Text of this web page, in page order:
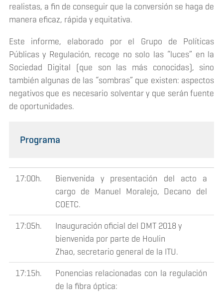
realistas, a fin de conseguir que la conversión se haga de
manera eficaz, rápida y equitativa.
Este informe, elaborado por el Grupo de Políticas
Públicas y Regulación, recoge no solo las “luces” en la
Sociedad Digital (que son las más conocidas), sino
también algunas de las “sombras” que existen: aspectos
negativos que es necesario solventar y que serán fuente
de oportunidades.
Programa
17:00h.
Bienvenida y presentación del acto a
cargo de Manuel Moralejo, Decano del
COETC.
17:05h.
Inauguración oficial del DMT 2018 y
bienvenida por parte de Houlin
Zhao, secretario general de la ITU.
17:15h.
Ponencias relacionadas con la regulación
de la fibra óptica: